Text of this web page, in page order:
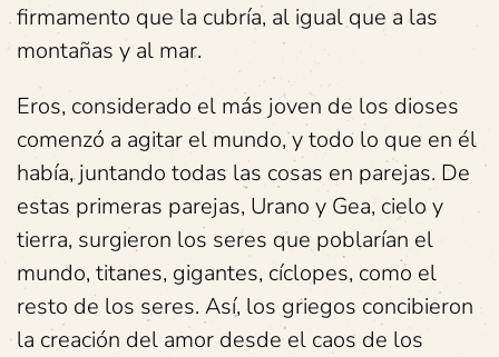
firmamento que la cubría, al igual que a las
montañas y al mar.
Eros, considerado el más joven de los dioses
comenzó a agitar el mundo, y todo lo que en él
había, juntando todas las cosas en parejas. De
estas primeras parejas, Urano y Gea, cielo y
tierra, surgieron los seres que poblarían el
mundo, titanes, gigantes, cíclopes, como el
resto de los seres. Así, los griegos concibieron
la creación del amor desde el caos de los